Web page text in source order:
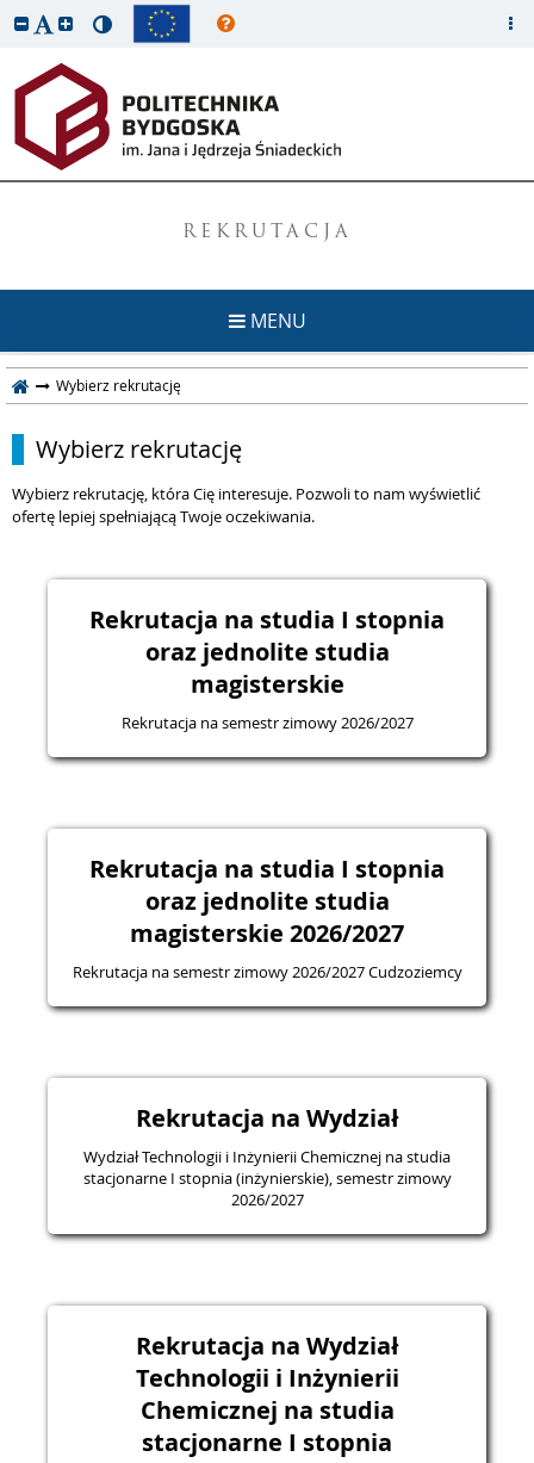
REKRUTACJA
MENU
Wybierz rekrutację
Wybierz rekrutację
Wybierz rekrutację, która Cię interesuje. Pozwoli to nam wyświetlić
ofertę lepiej spełniającą Twoje oczekiwania.
Rekrutacja na studia I stopnia
oraz jednolite studia
magisterskie
Rekrutacja na semestr zimowy 2026/2027
Rekrutacja na studia I stopnia
oraz jednolite studia
magisterskie 2026/2027
Rekrutacja na semestr zimowy 2026/2027 Cudzoziemcy
Rekrutacja na Wydział
Wydział Technologii i Inżynierii Chemicznej na studia
stacjonarne I stopnia (inżynierskie), semestr zimowy
2026/2027
Rekrutacja na Wydział
Technologii i Inżynierii
Chemicznej na studia
stacjonarne I stopnia